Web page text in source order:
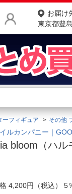
お届け
東京都豊
商品をさが
ランキングか
カテゴリ一覧
お客様サポ
ーフィギュア その他
ルカンパニー｜
bloom（ハル
4,200円（税込） 5